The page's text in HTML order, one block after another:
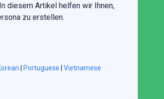
diesem Artikel helfen wir Ihnen,
zu erstellen.
| Portuguese | Vietnamese